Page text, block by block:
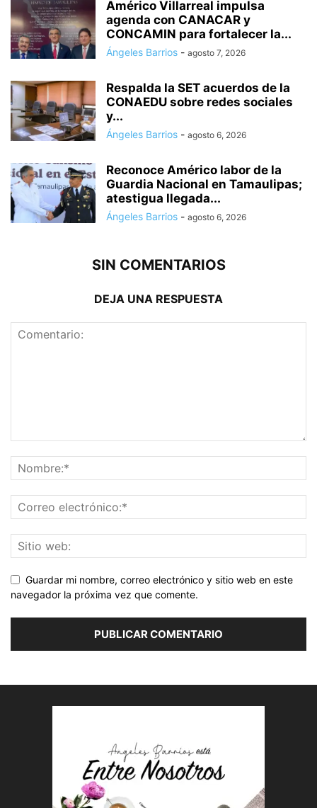
Américo Villarreal impulsa
agenda con CANACAR y
CONCAMIN para fortalecer la...
Ángeles Barrios - agosto 7, 2026
Respalda la SET acuerdos de la
CONAEDU sobre redes sociales
y...
Ángeles Barrios - agosto 6, 2026
Reconoce Américo labor de la
Guardia Nacional en Tamaulipas;
atestigua llegada...
Ángeles Barrios - agosto 6, 2026
SIN COMENTARIOS
DEJA UNA RESPUESTA
Guardar mi nombre, correo electrónico y sitio web en este
navegador la próxima vez que comente.